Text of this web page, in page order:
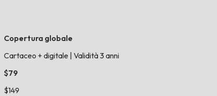
Copertura globale
Cartaceo + digitale Validità 3 anni
$79
$149